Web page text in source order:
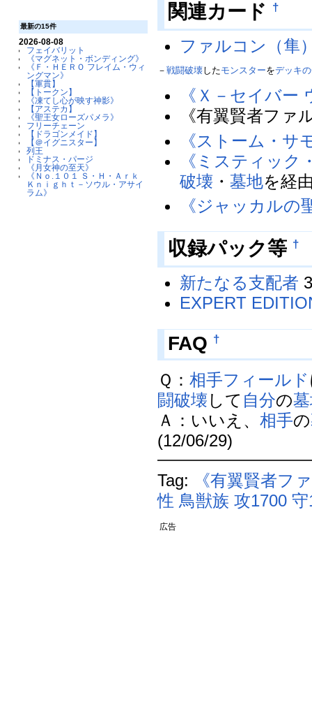
最新の15件
2026-08-08
フェイバリット
《マグネット・ボンディング》
《Ｆ・ＨＥＲＯ フレイム・ウィ
ングマン》
【軍貫】
【トークン】
《凍てし心が映す神影》
【アステカ】
《聖王女ローズパメラ》
フリーチェーン
【ドラゴンメイド】
【＠イグニスター】
列王
ドミナス・パージ
《月女神の至天》
《Ｎｏ.１０１ Ｓ・Ｈ・Ａｒｋ
Ｋｎｉｇｈｔ－ソウル・アサイ
ラム》
関連カード †
ファルコン（隼
－戦闘破壊したモンスターをデッキ
《Ｘ－セイバー
《有翼賢者ファ
《ストーム・サ
《ミスティック
破壊 ・墓地を経
《ジャッカルの
収録パック等 †
新たなる支配者
EXPERT
FAQ †
Ｑ：相手フィールド
闘破壊 して 自分の
Ａ：いいえ、相手の
(12/06/29)
Tag:
《有翼賢者フ
性 鳥獣族 攻1700
広告